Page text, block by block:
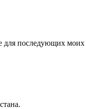
для последующих